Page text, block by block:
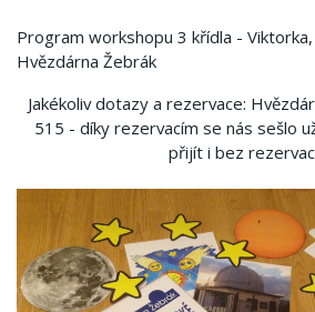
Program workshopu 3 křídla -
Hvězdárna Žebrák
Jakékoliv dotazy a rezervace:
515 - díky rezervacím se nás sešlo
přijít i bez